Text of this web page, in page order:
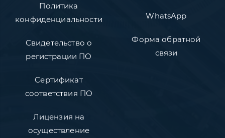
Политика
конфиденциальности
Свидетельство о
регистрации ПО
Сертификат
соответствия ПО
Лицензия на
осуществление
WhatsApp
Форма обратной
связи